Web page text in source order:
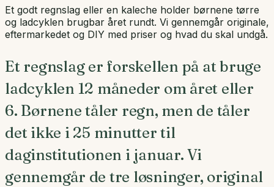
Et godt regnslag eller en kaleche holder børnene tørre
og ladcyklen brugbar året rundt. Vi gennemgår originale,
eftermarkedet og DIY med priser og hvad du skal undgå.
Et regnslag er forskellen på at bruge
ladcyklen 12 måneder om året eller
6. Børnene tåler regn, men de tåler
det ikke i 25 minutter til
daginstitutionen i januar. Vi
gennemgår de tre løsninger, original